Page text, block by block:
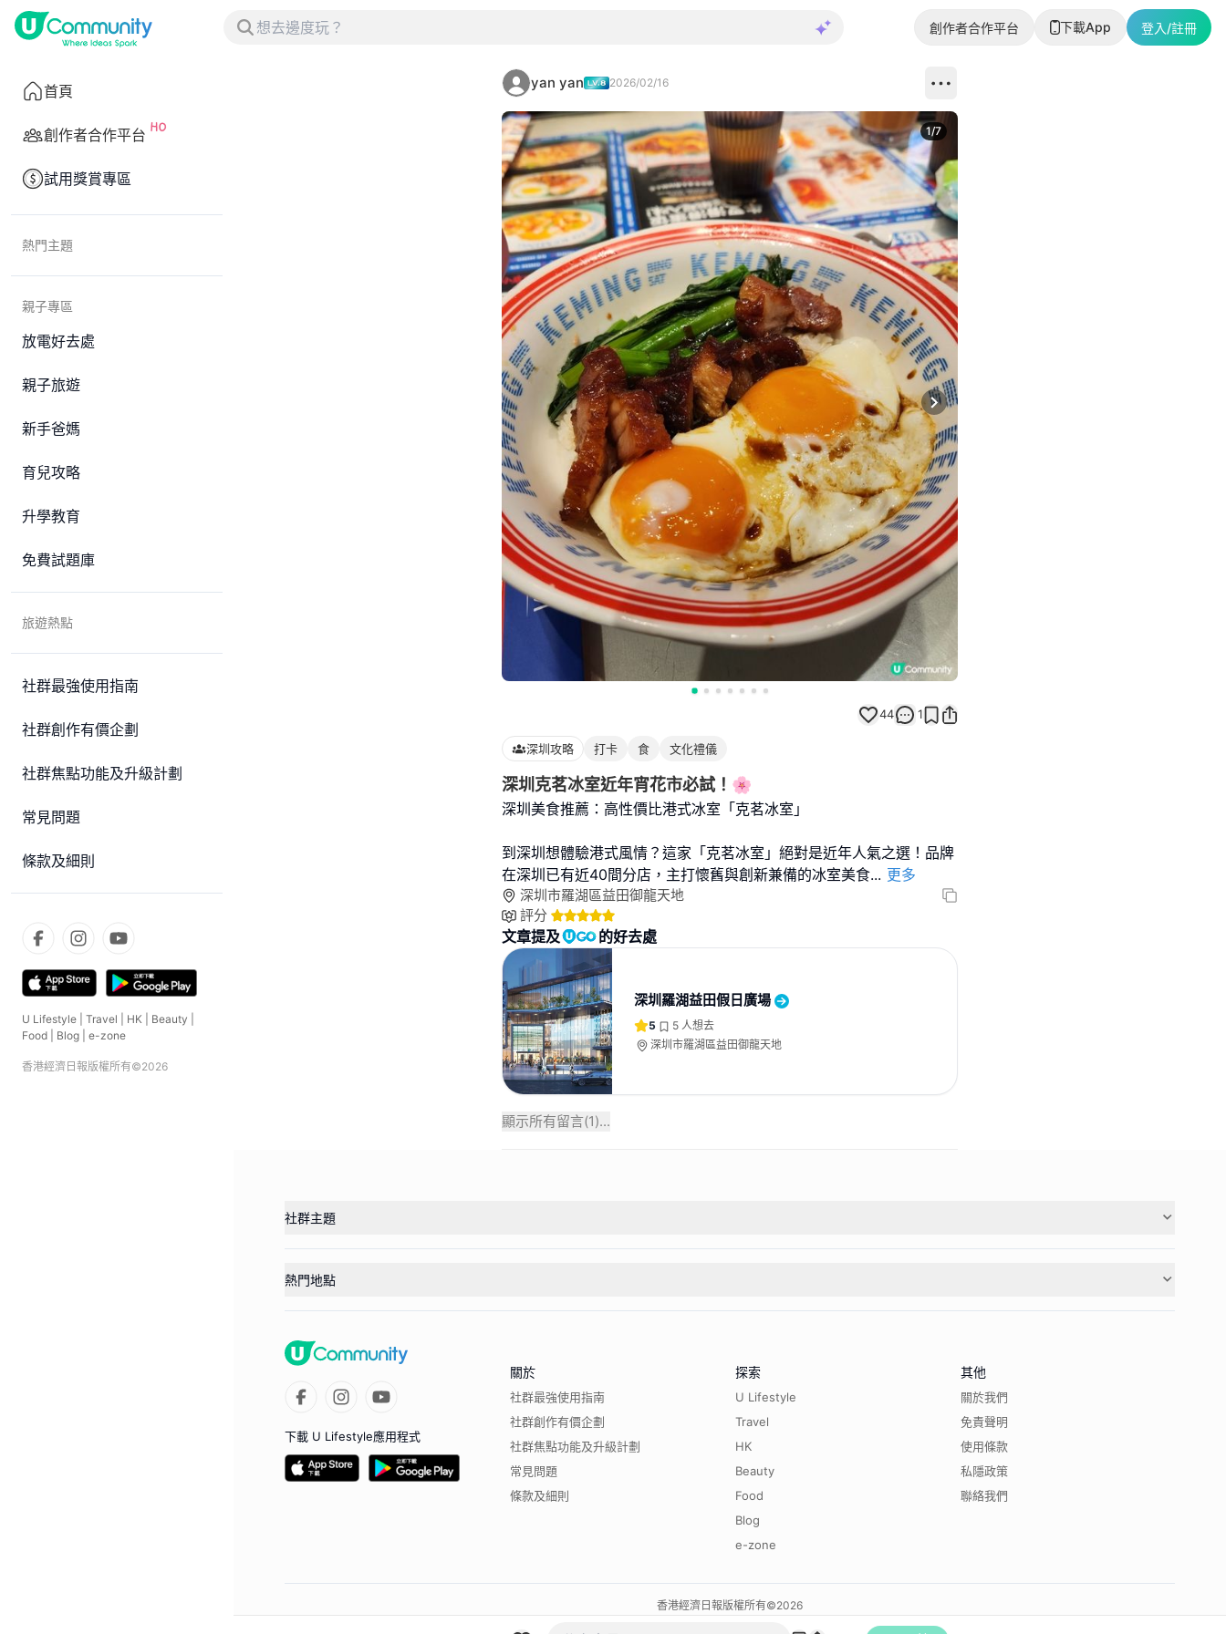
創作者合作平台 下載App 登入/註冊
首頁
創作者合作平台
試用獎賞專區
熱門主題
親子專區
放電好去處
親子旅遊
新手爸媽
育兒攻略
升學教育
免費試題庫
旅遊熱點
社群最強使用指南
社群創作有價企劃
社群焦點功能及升級計劃
常見問題
條款及細則
U Lifestyle Travel HK Beauty
Food
Blog e-zone
香港經濟日報版權所有©2026
yan yan 2026/02/16
Next slide
1/7
44 1
深圳攻略 打卡 食 文化禮儀
深圳克茗冰室近年宵花市必試！🌸
深圳美食推薦：高性價比港式冰室「克茗冰室」
到深圳想體驗港式風情？這家「克茗冰室」絕對是近年人氣之選！品牌
在深圳已有近40間分店，主打懷舊與創新兼備的冰室美食... 更多
深圳市羅湖區益田御龍天地
評分
文章提及 的好去處
深圳羅湖益田假日廣場
5 5 人想去
深圳市羅湖區益田御龍天地
顯示所有留言(1)...
社群主題
熱門地點
下載 U Lifestyle應用程式
關於
社群最強使用指南
社群創作有價企劃
社群焦點功能及升級計劃
常見問題
條款及細則
探索
U Lifestyle
Travel
HK
Beauty
Food
Blog
e-zone
其他
關於我們
免責聲明
使用條款
私隱政策
聯絡我們
香港經濟日報版權所有©2026